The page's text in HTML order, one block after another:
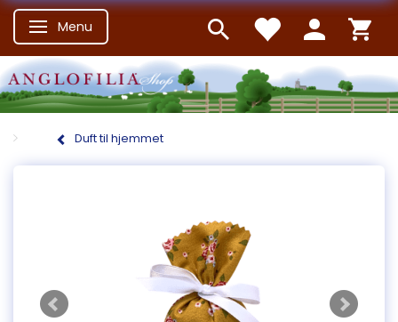
Skifte navigation
Menu
Duft til hjemmet